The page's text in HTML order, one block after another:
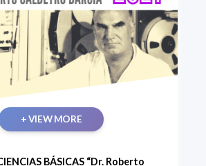
+ VIEW MORE
BÁSICAS “Dr. Roberto